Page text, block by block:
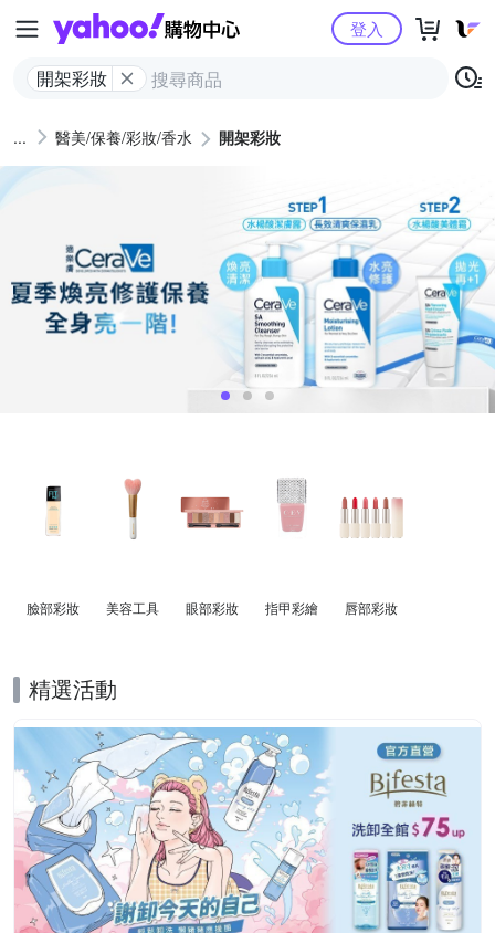
Yahoo購物中心
開架彩妝
登入
醫美/保養/彩妝/香水 開架彩妝
臉部彩妝 美容工具 眼部彩妝 指甲彩繪 唇部彩妝
精選活動